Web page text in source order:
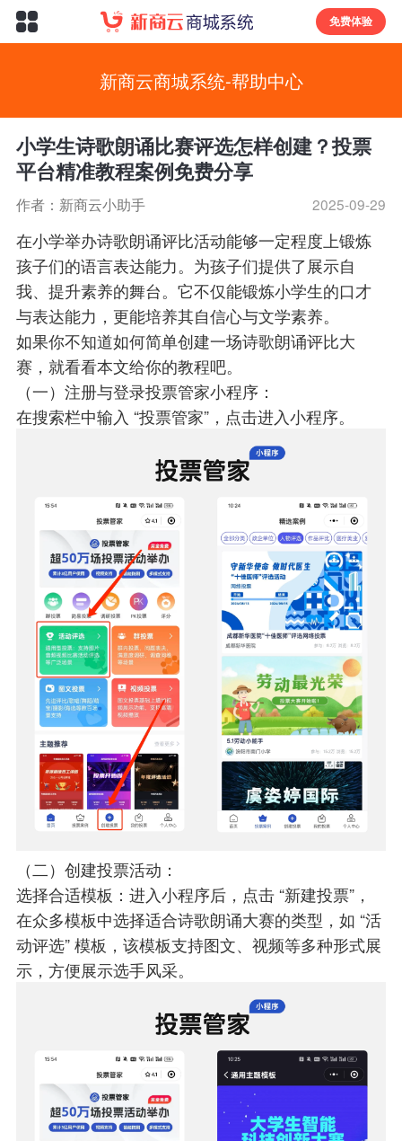
免费体验
新商云商城系统-帮助中心
小学生诗歌朗诵比赛评选怎样创建？投票
平台精准教程案例免费分享
作者：新商云小助手 2025-09-29
在小学举办诗歌朗诵评比活动能够一定程度上锻炼
孩子们的语言表达能力。为孩子们提供了展示自
我、提升素养的舞台。它不仅能锻炼小学生的口才
与表达能力，更能培养其自信心与文学素养。
如果你不知道如何简单创建一场诗歌朗诵评比大
赛，就看看本文给你的教程吧。
（一）注册与登录投票管家小程序：
在搜索栏中输入 “投票管家”，点击进入小程序。
（二）创建投票活动：
选择合适模板：进入小程序后，点击 “新建投票”，
在众多模板中选择适合诗歌朗诵大赛的类型，如 “活
动评选” 模板，该模板支持图文、视频等多种形式展
示，方便展示选手风采。